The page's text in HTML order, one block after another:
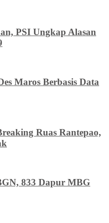
PSI Ungkap Alasan
Maros Berbasis Data
Ruas Rantepao,
833 Dapur MBG